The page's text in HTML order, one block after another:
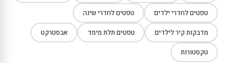
טפטים לחדרי ילדים טפטים לחדרי שינה
מדבקות קיר לילדים טפטים תלת מימד אבסטרקט
טקסטורות